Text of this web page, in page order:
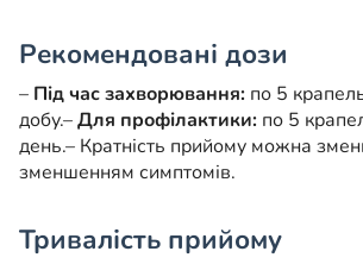
Рекомендовані дози
– Під час захворювання: по 5
добу.–Для профілактики: по 5
день.– Кратність прийому можна
зменшенням симптомів.
Тривалість прийому